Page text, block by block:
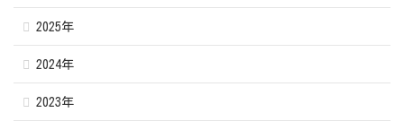
2025年
2024年
2023年